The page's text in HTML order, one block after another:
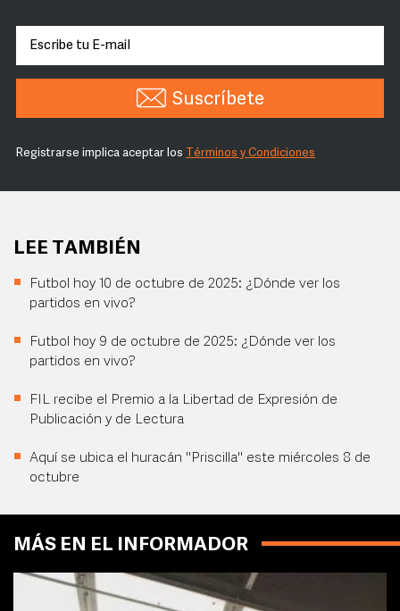
Suscríbete
Registrarse implica aceptar los Términos y Condiciones
LEE TAMBIÉN
Futbol hoy 10 de octubre de 2025: ¿Dónde ver los
partidos en vivo?
Futbol hoy 9 de octubre de 2025: ¿Dónde ver los
partidos en vivo?
FIL recibe el Premio a la Libertad de Expresión de
Publicación y de Lectura
Aquí se ubica el huracán "Priscilla" este miércoles 8 de
octubre
MÁS EN EL INFORMADOR